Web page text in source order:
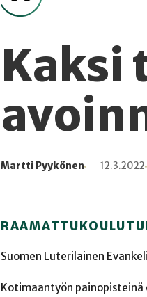
Kaksi
Kirjoittaja
Martti Pyykönen
Julkaistu 12.3.2022
Lukuaika
Lukukertoja
Suomen Luterilainen
Kotimaantyön painopisteinä